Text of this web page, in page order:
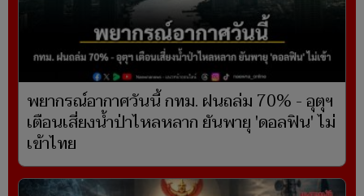
พยากรณ์อากาศวันนี้ กทม. ฝนถล่ม 70% - อุตุฯ
เตือนเสี่ยงน้ำป่าไหลหลาก ยันพายุ 'ดอลฟิน' ไม่
เข้าไทย